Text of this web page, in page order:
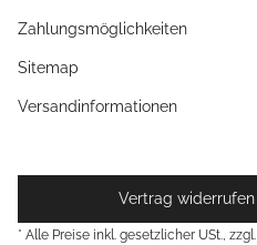
Zahlungsmöglichkeiten
Sitemap
Versandinformationen
Vertrag widerrufen
* Alle Preise inkl. gesetzlicher USt., zzgl.